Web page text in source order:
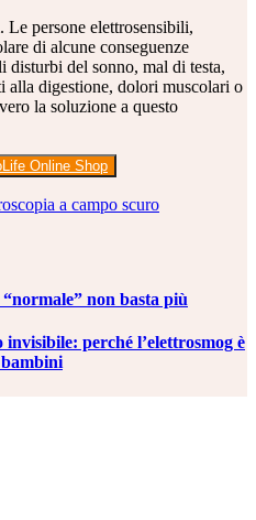
persone elettrosensibili,
di alcune conseguenze
disturbi del sonno, mal di testa,
alla digestione, dolori muscolari o
la soluzione a questo
Online Shop
a campo scuro
non basta più
perché l’elettrosmog è